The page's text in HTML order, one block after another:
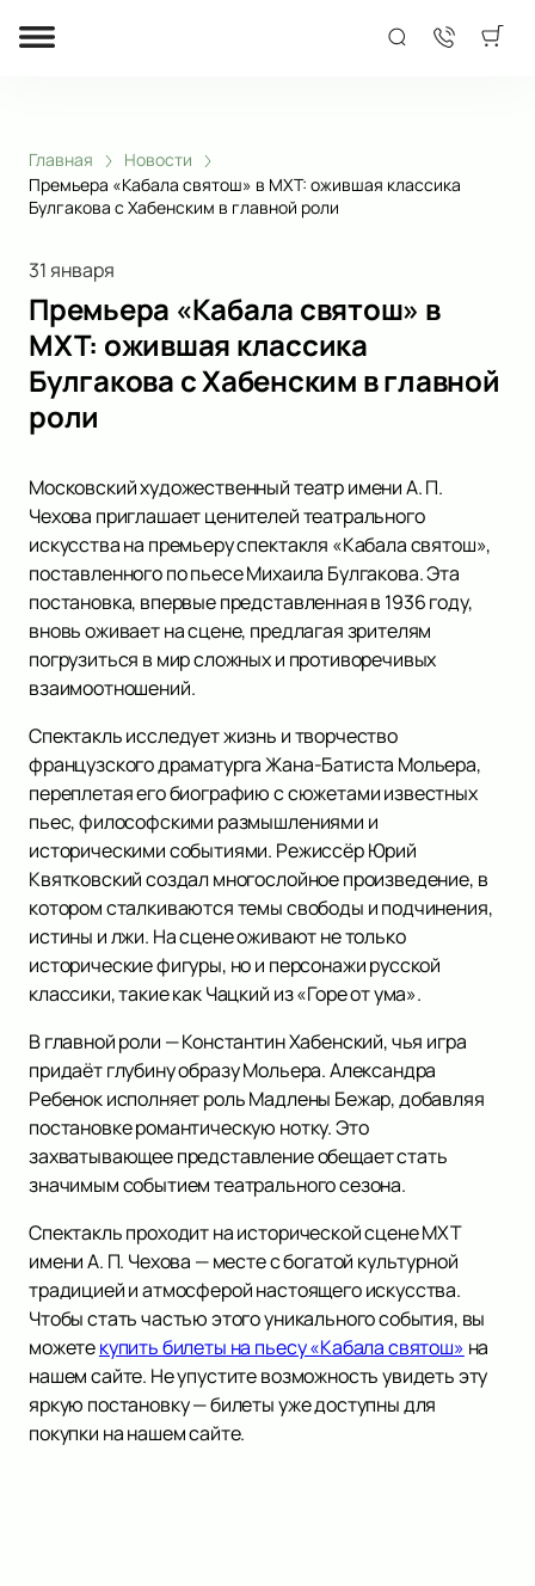
Главная
Новости
Премьера «Кабала святош» в МХТ: ожившая классика
Булгакова с Хабенским в главной роли
31 января
Премьера «Кабала святош» в
МХТ: ожившая классика
Булгакова с Хабенским в главной
роли
Московский художественный театр имени А. П.
Чехова приглашает ценителей театрального
искусства на премьеру спектакля «Кабала святош»,
поставленного по пьесе Михаила Булгакова. Эта
постановка, впервые представленная в 1936 году,
вновь оживает на сцене, предлагая зрителям
погрузиться в мир сложных и противоречивых
взаимоотношений.
Спектакль исследует жизнь и творчество
французского драматурга Жана-Батиста Мольера,
переплетая его биографию с сюжетами известных
пьес, философскими размышлениями и
историческими событиями. Режиссёр Юрий
Квятковский создал многослойное произведение, в
котором сталкиваются темы свободы и подчинения,
истины и лжи. На сцене оживают не только
исторические фигуры, но и персонажи русской
классики, такие как Чацкий из «Горе от ума».
В главной роли — Константин Хабенский, чья игра
придаёт глубину образу Мольера. Александра
Ребенок исполняет роль Мадлены Бежар, добавляя
постановке романтическую нотку. Это
захватывающее представление обещает стать
значимым событием театрального сезона.
Спектакль проходит на исторической сцене МХТ
имени А. П. Чехова — месте с богатой культурной
традицией и атмосферой настоящего искусства.
Чтобы стать частью этого уникального события, вы
можетекупить билеты на пьесу «Кабала святош» на
нашем сайте. Не упустите возможность увидеть эту
яркую постановку — билеты уже доступны для
покупки на нашем сайте.